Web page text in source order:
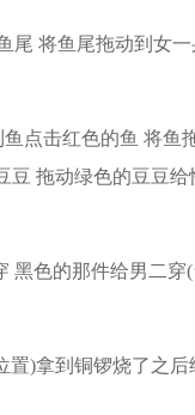
尾 将鱼尾拖动到女一
点击红色的鱼 将鱼
拖动绿色的豆豆给
黑色的那件给男二
置)拿到铜锣烧了之后